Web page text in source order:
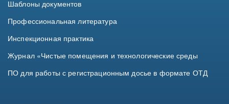
Шаблоны документов
Профессиональная литература
Инспекционная практика
Журнал «Чистые помещения и технологические среды
ПО для работы с регистрационным досье в формате ОТД